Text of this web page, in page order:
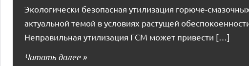
Экологически безопасная утилизация горюче-
актуальной темой в условиях растущей
Неправильная утилизация ГСМ может привести […]
Читать далее